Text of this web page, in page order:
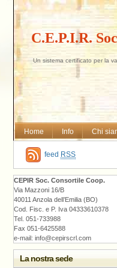
C.E.P.I.R.
Un sistema certificato per la
Home Info Chi
feed RSS
CEPIR Soc. Consortile Coop.
Via Mazzoni 16/B
40011 Anzola dell’Emilia (BO)
Cod. Fisc. e P. Iva 04333610378
Tel. 051-733988
Fax 051-6425588
e-mail: info@cepirscrl.com
La nostra sede